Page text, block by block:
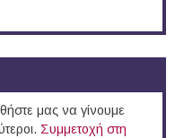
μας να γίνουμε
Συμμετοχή στη